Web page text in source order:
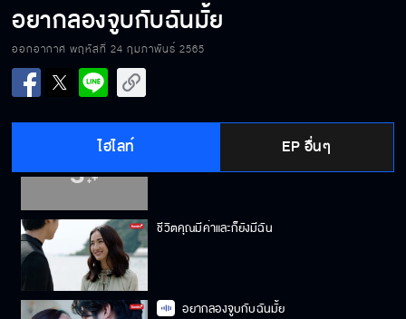
อยากลองจูบกับฉันมั้ย
ออกอากาศ พฤหัสที่ 24 กุมภาพันธ์ 2565
ไฮไลท์ EP อื่นๆ
ชีวิตคุณมีค่าและก็ยังมีฉัน
อยากลองจูบกับฉันมั้ย